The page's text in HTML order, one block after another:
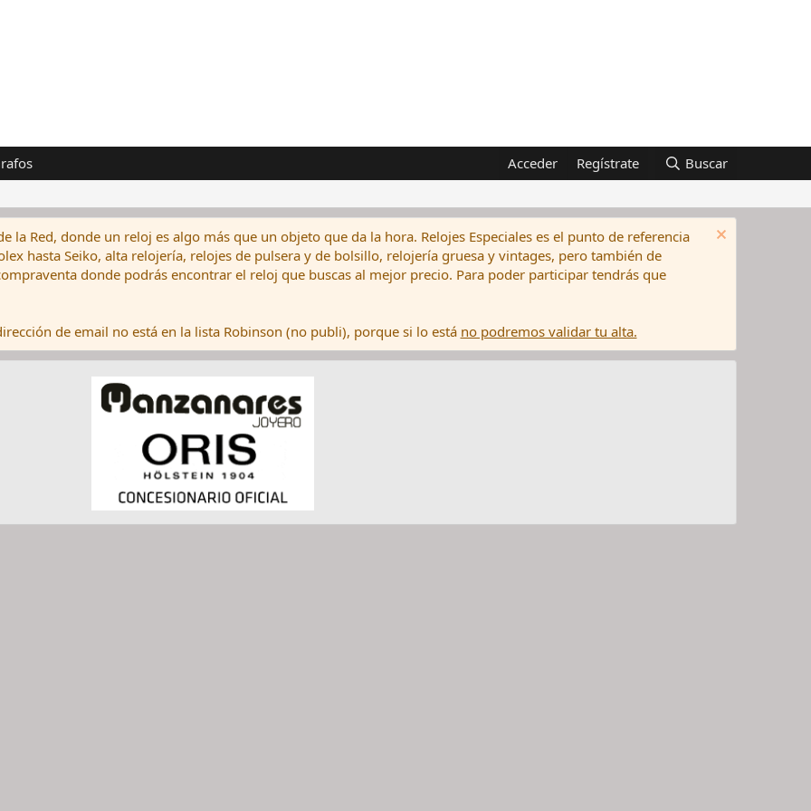
Acceder Regístrate Buscar
la Red, donde un reloj es algo más que un objeto que da la hora. Relojes Especiales es el punto de referencia
hasta Seiko, alta relojería, relojes de pulsera y de bolsillo, relojería gruesa y vintages, pero también de
donde podrás encontrar el reloj que buscas al mejor precio. Para poder participar tendrás que
de email no está en la lista Robinson (no publi), porque si lo está no podremos validar tu alta.